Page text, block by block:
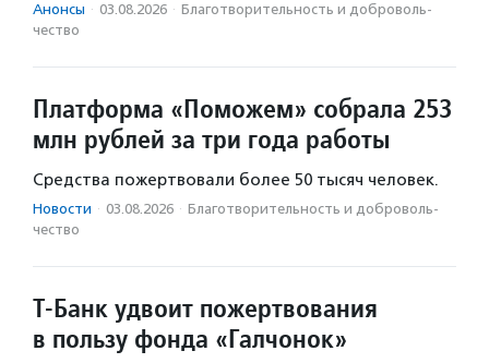
Анонсы · 03.08.2026 · Благотвори­тель­ность и доброволь­
чест­во
Платформа «Поможем» собрала 253
млн рублей за три года работы
Средства пожертвовали более 50 тысяч человек.
Новости · 03.08.2026 · Благотвори­тель­ность и доброволь­
чест­во
Т-Банк удвоит пожертвования
в пользу фонда «Галчонок»